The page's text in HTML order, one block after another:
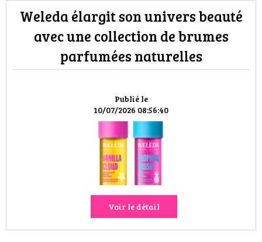
DÉFILÉS
BOUTIQUE
CULTURE
HIGH TECH
MAISON
AUTO
LIEUX TENDANCES
BEAUTÉ
Publié le
10/07/2026 08:56:40
Weleda élargit son univers beauté
avec une collection de brumes
parfumées naturelles
Voir le détail